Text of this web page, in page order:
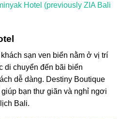
Hotel (previously ZIA Bali
sạn ven biển nằm ở vị trí
di chuyển đến bãi biển
dễ dàng. Destiny Boutique
bạn thư giãn và nghỉ ngơi
Bali.